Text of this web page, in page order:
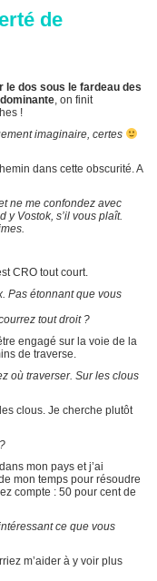
de
le dos sous le fardeau des
, on finit
!
imaginaire, certes
dans cette obscurité. A
ne me confondez avec
y Vostok, s’il vous plaît.
CRO tout court.
Pas étonnant que vous
tout droit ?
engagé sur la voie de la
de traverse.
où traverser. Sur les clous
clous. Je cherche plutôt
mon pays et j’ai
mon temps pour résoudre
compte : 50 pour cent de
ce que vous
m’aider à y voir plus